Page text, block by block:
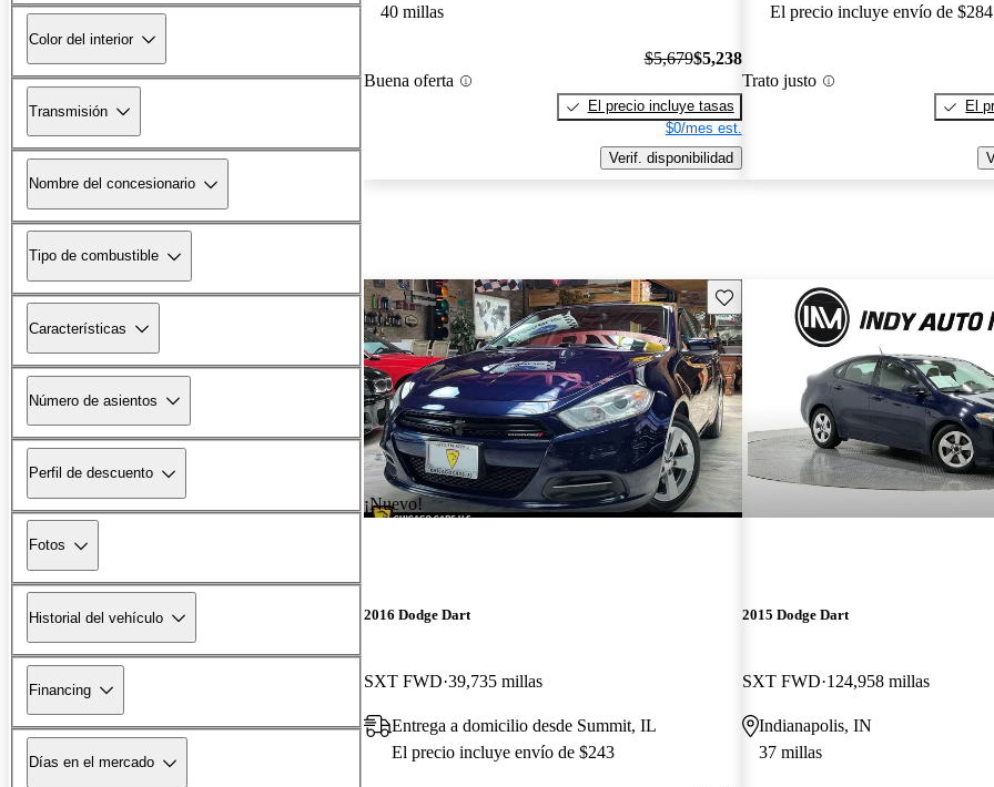
Color del interior
Transmisión
Nombre del concesionario
Tipo de combustible
Características
Número de asientos
Perfil de descuento
Fotos
Historial del vehículo
Financing
Días en el mercado
40 millas
Buena oferta
$5,679$5,238
El precio incluye tasas
$0/mes est.
Verif. disponibilidad
El precio incluye envío de $284
Trato justo
El
¡Nuevo!
Guarda este Aviso
2016 Dodge Dart
SXT FWD 39,735 millas
Entrega a domicilio desde Summit, IL
El precio incluye envío de $243
2015 Dodge Dart
SXT FWD 124,958 millas
Indianapolis, IN
37 millas